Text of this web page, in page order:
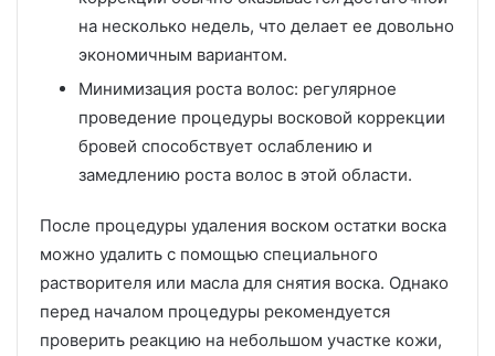
на несколько недель, что делает ее довольно
экономичным вариантом.
Минимизация роста волос: регулярное
проведение процедуры восковой коррекции
бровей способствует ослаблению и
замедлению роста волос в этой области.
После процедуры удаления воском остатки воска
можно удалить с помощью специального
растворителя или масла для снятия воска. Однако
перед началом процедуры рекомендуется
проверить реакцию на небольшом участке кожи,